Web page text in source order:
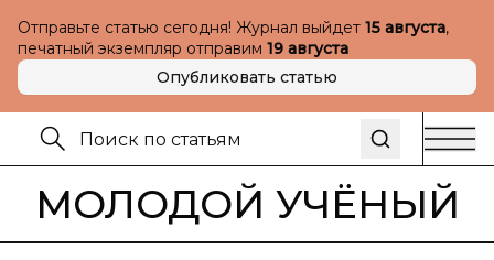
Отправьте статью сегодня! Журнал выйдет 15 августа,
печатный экземпляр отправим 19 августа
Опубликовать статью
МОЛОДОЙ УЧЁНЫЙ